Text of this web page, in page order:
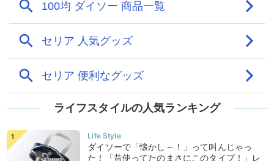
ライフスタイルの人気ランキング
ダイソーで「懐かし～！」って叫んじゃっ
た！「昔使ってたのまさにこのタイプ！」レ